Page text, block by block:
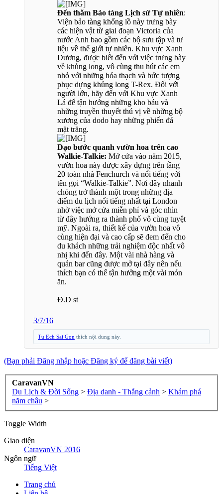
Đến thăm Bảo tàng Lịch sử Tự nhiên:
Viện bảo tàng khổng lồ này trưng bày
các hiện vật từ giai đoạn Victoria của
nước Anh bao gồm các bộ sưu tập và tư
liệu về thế giới tự nhiên. Khu vực Xanh
Dương, được biết đến với việc trưng bày
về khủng long, vô cùng thu hút các em
nhỏ với những hóa thạch và bức tượng
phục dựng khủng long T-Rex. Đối với
người lớn, hãy đến với Khu vực Xanh
Lá để tận hưởng những kho báu và
những truyền thuyết thú vị về những bộ
xương của dodo hay những phiến đá
mặt trăng.
Dạo bước quanh vườn hoa trên cao
Walkie-Talkie: Mở cửa vào năm 2015,
vườn hoa này được xây dựng trên tầng
20 toàn nhà Fenchurch và nổi tiếng với
tên gọi “Walkie-Talkie”. Nơi đây nhanh
chóng trở thành một trong những địa
điểm du lịch nổi tiếng nhất tại London
nhờ việc mở cửa miễn phí và góc nhìn
từ đây hướng ra thành phố vô cùng tuyệt
mỹ. Ngoài ra, thiết kế của vườn hoa vô
cùng hiện đại và cao cấp sẽ đem đến cho
du khách những trải nghiệm độc nhất vô
nhị khi đến đây. Một vài nhà hàng và
quán bar cũng được mở tại đây nên nếu
thích bạn có thể tận hưởng một vài món
ăn.
Đ.D st
3/7/16
Tu Ech Sai Gon thích nội dung này.
(Bạn phải Đăng nhập hoặc Đăng ký để đăng bài viết)
CaravanVN
Du Lịch & Đời Sống > Địa danh - Thắng cảnh > Khám phá
năm châu >
Toggle Width
Giao diện
CaravanVN 2016
Ngôn ngữ
Tiếng Việt
Trang chủ